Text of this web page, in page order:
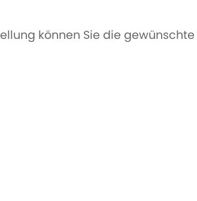
können Sie die gewünschte